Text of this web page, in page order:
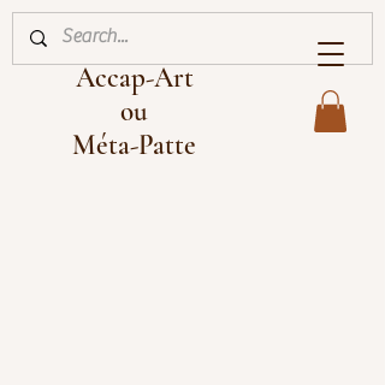
Accap-Art
ou
Méta-Patte